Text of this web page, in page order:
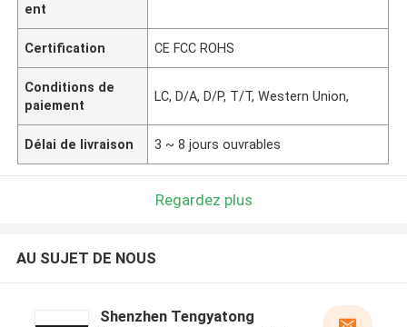
ent
Certification CE FCC ROHS
Conditions de
paiement
LC, D/A, D/P, T/T, Western Union,
Délai de livraison 3 ~ 8 jours ouvrables
Regardez plus
AU SUJET DE NOUS
Shenzhen Tengyatong